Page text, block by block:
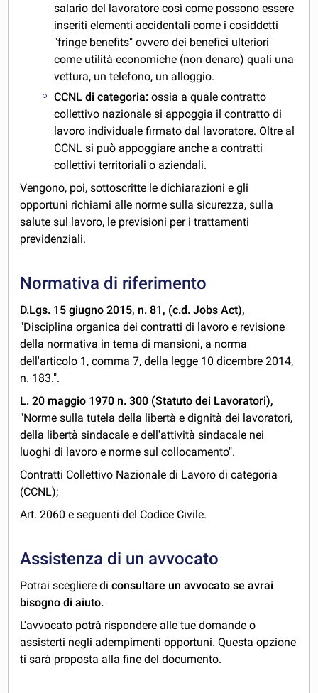
salario del lavoratore così come possono essere
inseriti elementi accidentali come i cosiddetti
"fringe benefits" ovvero dei benefici ulteriori
come utilità economiche (non denaro) quali una
vettura, un telefono, un alloggio.
CCNL di categoria: ossia a quale contratto
collettivo nazionale si appoggia il contratto di
lavoro individuale firmato dal lavoratore. Oltre al
CCNL si può appoggiare anche a contratti
collettivi territoriali o aziendali.
Vengono, poi, sottoscritte le dichiarazioni e gli
opportuni richiami alle norme sulla sicurezza, sulla
salute sul lavoro, le previsioni per i trattamenti
previdenziali.
Normativa di riferimento
D.Lgs. 15 giugno 2015, n. 81, (c.d. Jobs Act),
"Disciplina organica dei contratti di lavoro e revisione
della normativa in tema di mansioni, a norma
dell'articolo 1, comma 7, della legge 10 dicembre 2014,
n. 183.".
L. 20 maggio 1970 n. 300 (Statuto dei Lavoratori),
"Norme sulla tutela della libertà e dignità dei lavoratori,
della libertà sindacale e dell'attività sindacale nei
luoghi di lavoro e norme sul collocamento".
Contratti Collettivo Nazionale di Lavoro di categoria
(CCNL);
Art. 2060 e seguenti del Codice Civile.
Assistenza di un avvocato
Potrai scegliere diconsultare un avvocato se avrai
bisogno di aiuto.
L'avvocato potrà rispondere alle tue domande o
assisterti negli adempimenti opportuni. Questa opzione
ti sarà proposta alla fine del documento.